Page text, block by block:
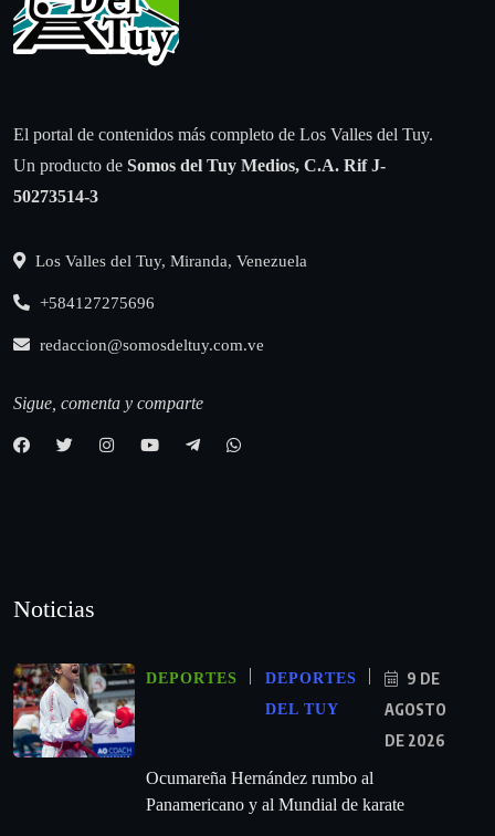
El portal de contenidos más completo de Los Valles del Tuy.
Un producto de Somos del Tuy Medios, C.A. Rif J-
50273514-3
Los Valles del Tuy, Miranda, Venezuela
+584127275696
redaccion@somosdeltuy.com.ve
Sigue, comenta y comparte
Noticias
DEPORTES
DEPORTES
DEL TUY
9 DE
AGOSTO
DE 2026
Ocumareña Hernández rumbo al
Panamericano y al Mundial de karate